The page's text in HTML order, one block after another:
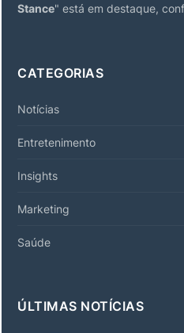
Stance" está em destaque,
CATEGORIAS
Notícias
Entretenimento
Insights
Marketing
Saúde
ÚLTIMAS NOTÍCIAS